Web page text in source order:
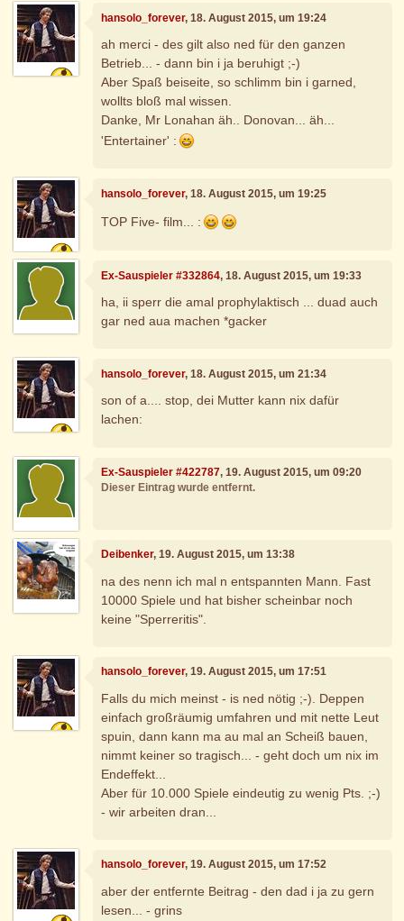
hansolo_forever, 18. August 2015, um 19:24
ah merci - des gilt also ned für den ganzen
Betrieb... - dann bin i ja beruhigt ;-)
Aber Spaß beiseite, so schlimm bin i garned,
wollts bloß mal wissen.
Danke, Mr Lonahan äh.. Donovan... äh...
'Entertainer' :
hansolo_forever, 18. August 2015, um 19:25
TOP Five- film... :
Ex-Sauspieler #332864, 18. August 2015, um 19:33
ha, ii sperr die amal prophylaktisch ... duad auch
gar ned aua machen *gacker
hansolo_forever, 18. August 2015, um 21:34
son of a.... stop, dei Mutter kann nix dafür
lachen:
Ex-Sauspieler #422787, 19. August 2015, um 09:20
Dieser Eintrag wurde entfernt.
Deibenker, 19. August 2015, um 13:38
na des nenn ich mal n entspannten Mann. Fast
10000 Spiele und hat bisher scheinbar noch
keine "Sperreritis".
hansolo_forever, 19. August 2015, um 17:51
Falls du mich meinst - is ned nötig ;-). Deppen
einfach großräumig umfahren und mit nette Leut
spuin, dann kann ma au mal an Scheiß bauen,
nimmt keiner so tragisch... - geht doch um nix im
Endeffekt...
Aber für 10.000 Spiele eindeutig zu wenig Pts. ;-)
- wir arbeiten dran...
hansolo_forever, 19. August 2015, um 17:52
aber der entfernte Beitrag - den dad i ja zu gern
lesen... - grins